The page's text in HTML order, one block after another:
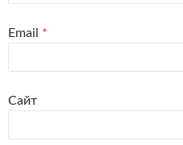
Email *
Сайт